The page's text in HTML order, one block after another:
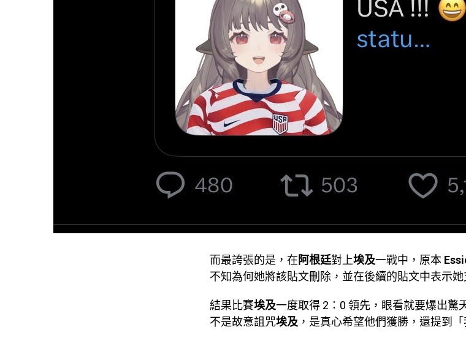
而最誇張的是，在阿根廷對上埃及一戰中，原本
不知為何她將該貼文刪除，並在後續的貼文中表示
結果比賽埃及一度取得 2：0 領先，眼看就要爆出驚
不是故意詛咒埃及 ，是真心希望他們獲勝，還提到